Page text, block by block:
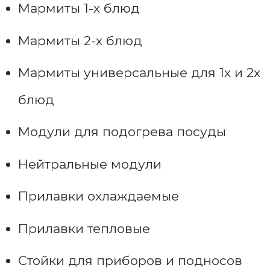
Мармиты 1-х блюд
Мармиты 2-х блюд
Мармиты универсальные для 1х и 2х
блюд
Модули для подогрева посуды
Нейтральные модули
Прилавки охлаждаемые
Прилавки тепловые
Стойки для приборов и подносов